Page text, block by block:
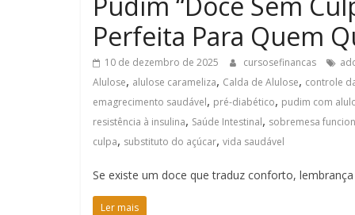
Perfeita Para Quem
10 de dezembro de 2025 cursosefinancas
Alulose, alulose carameliza, Calda de Alulose, controle
emagrecimento saudável, pré-diabético, pudim com
resistência à insulina, Saúde Intestinal, sobremesa
culpa, substituto do açúcar, vida saudável
Se existe um doce que traduz conforto,
Ler mais